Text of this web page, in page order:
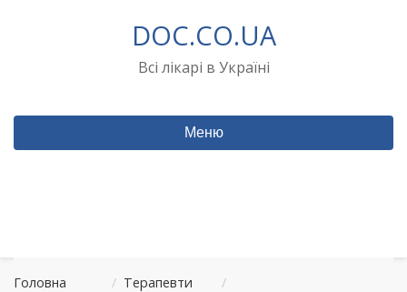
DOC.CO.UA
Всі лікарі в Україні
Меню
Головна / Терапевти
/